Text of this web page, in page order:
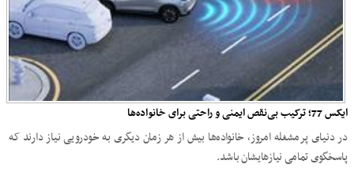
ایکس 77؛ ترکیب بی‌نقص ایمنی و راحتی برای خانواده‌ها
در دنیای پرمشغله امروز، خانواده‌ها بیش از هر زمان دیگری به خودرویی نیاز دارند که
پاسخگوی تمامی نیازهایشان باشد.